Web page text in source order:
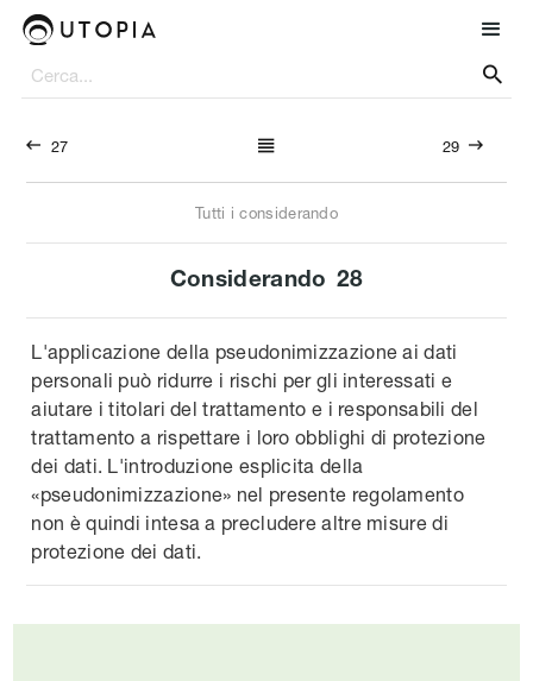

 27  29 
Tutti i considerando
Considerando 28
L'applicazione della pseudonimizzazione ai dati
personali può ridurre i rischi per gli interessati e
aiutare i titolari del trattamento e i responsabili del
trattamento a rispettare i loro obblighi di protezione
dei dati. L'introduzione esplicita della
«pseudonimizzazione» nel presente regolamento
non è quindi intesa a precludere altre misure di
protezione dei dati.